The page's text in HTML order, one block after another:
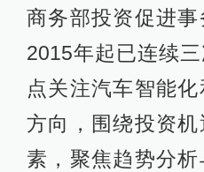
商务部投资促进
2015年起已连续
点关注汽车智能
方向，围绕投资
素，聚焦趋势分